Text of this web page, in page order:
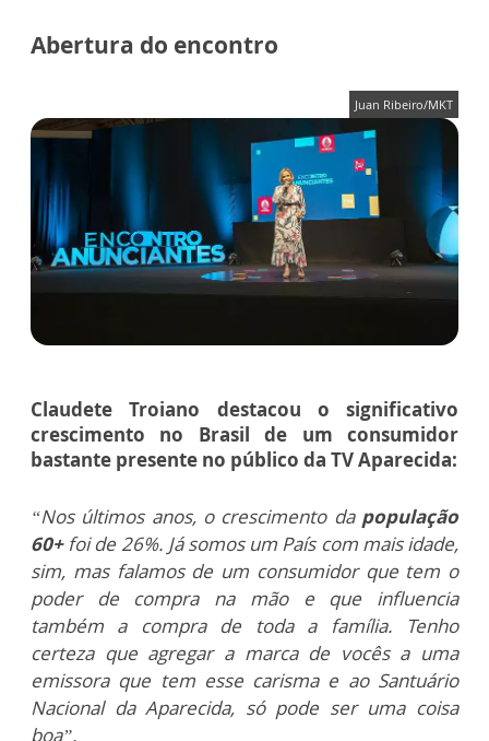
Abertura do encontro
Juan Ribeiro/MKT
Claudete Troiano destacou o significativo
crescimento no Brasil de um consumidor
bastante presente no público da TV Aparecida:
“Nos últimos anos, o crescimento da população
60+foi de 26%. Já somos um País com mais idade,
sim, mas falamos de um consumidor que tem o
poder de compra na mão e que influencia
também a compra de toda a família. Tenho
certeza que agregar a marca de vocês a uma
emissora que tem esse carisma e ao Santuário
Nacional da Aparecida, só pode ser uma coisa
boa”.